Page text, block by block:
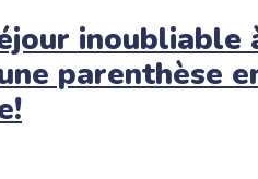
inoubliable
parenthèse